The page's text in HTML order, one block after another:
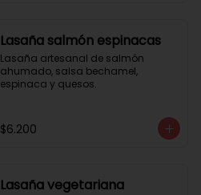
Lasaña salmón espinacas
Lasaña artesanal de salmón
ahumado, salsa bechamel,
espinaca y quesos.
$6.200
Lasaña vegetariana